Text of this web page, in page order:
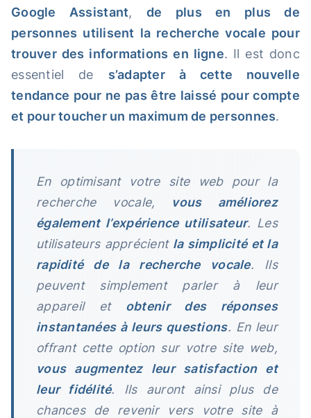
Google Assistant, de plus en plus de
personnes utilisent la recherche vocale pour
trouver des informations en ligne. Il est donc
essentiel de s’adapter à cette nouvelle
tendance pour ne pas être laissé pour compte
et pour toucher un maximum de personnes.
En optimisant votre site web pour la
recherche vocale,
vous améliorez
également l’expérience utilisateur. Les
utilisateurs apprécient la simplicité et la
rapidité de la recherche vocale. Ils
peuvent simplement parler à leur
appareil et obtenir des réponses
instantanées à leurs questions. En leur
offrant cette option sur votre site web,
vous augmentez leur satisfaction et
leur fidélité. Ils auront ainsi plus de
chances de revenir vers votre site à